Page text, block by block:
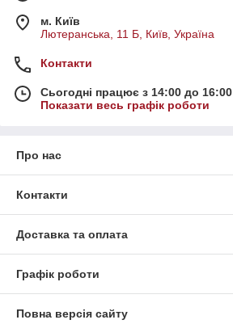
м. Київ
Лютеранська, 11 Б, Київ, Україна
Контакти
Сьогодні працює з 14:00 до 16:00
Показати весь графік роботи
Про нас
Контакти
Доставка та оплата
Графік роботи
Повна версія сайту